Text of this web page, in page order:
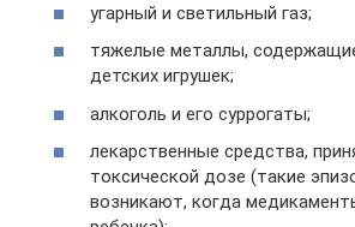
угарный и светильный газ;
тяжелые металлы,
детских игрушек;
алкоголь и его суррогаты;
лекарственные средства,
токсической дозе (такие
возникают, когда